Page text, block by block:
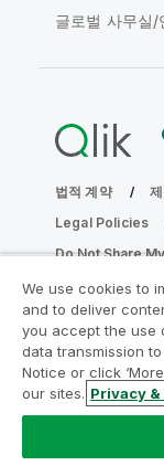
글로벌 사무실/
법적 계약
Legal Policies
Do Not Share
Copyright ©
및 복제를 금합니다.
분석 현대화
We use cookies to
and to deliver
you accept the use
data transmission
Notice or click
our sites. Privacy &